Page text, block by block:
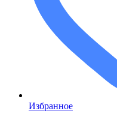
Избранное